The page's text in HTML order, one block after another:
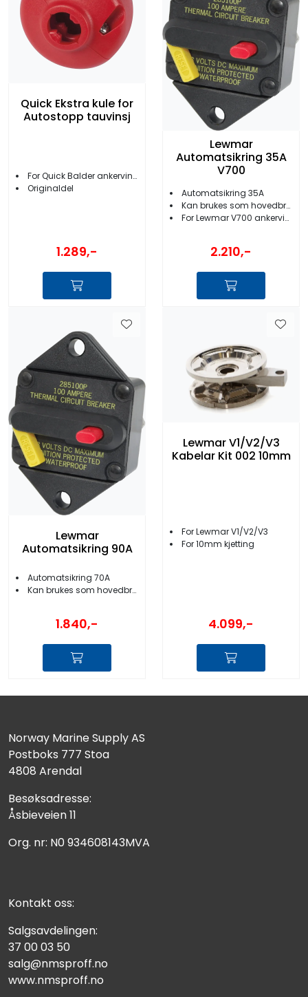
Quick Ekstra kule for
Autostopp tauvinsj
For Quick Balder ankervinsjer
Originaldel
1.289,-
Lewmar
Automatsikring 35A
V700
Automatsikring 35A
Kan brukes som hovedbryter
For Lewmar V700 ankervinsj
2.210,-
Lewmar
Automatsikring 90A
Automatsikring 70A
Kan brukes som hovedbryter
1.840,-
Lewmar V1/V2/V3
Kabelar Kit 002 10mm
For Lewmar V1/V2/V3
For 10mm kjetting
4.099,-
Norway Marine Supply AS
Postboks 777 Stoa
4808 Arendal
Besøksadresse:
Åsbieveien 11
Org. nr: N0 934608143MVA
Kontakt oss:
Salgsavdelingen:
37 00 03 50
salg@nmsproff.no
www.nmsproff.no